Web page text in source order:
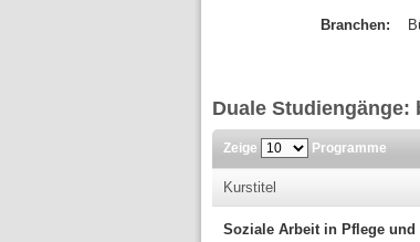
Branchen:
Duale Studiengänge:
Zeige Programme
Kurstitel
Soziale Arbeit in Pflege und